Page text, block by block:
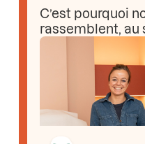
C’est pourquoi
rassemblent, au